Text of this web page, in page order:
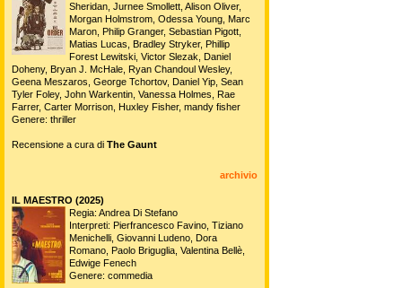
Sheridan, Jurnee Smollett, Alison Oliver,
Morgan Holmstrom, Odessa Young, Marc
Maron, Philip Granger, Sebastian Pigott,
Matias Lucas, Bradley Stryker, Phillip
Forest Lewitski, Victor Slezak, Daniel
Doheny, Bryan J. McHale, Ryan Chandoul Wesley,
Geena Meszaros, George Tchortov, Daniel Yip, Sean
Tyler Foley, John Warkentin, Vanessa Holmes, Rae
Farrer, Carter Morrison, Huxley Fisher, mandy fisher
Genere: thriller
Recensione a cura di The Gaunt
archivio
IL MAESTRO (2025)
Regia: Andrea Di Stefano
Interpreti: Pierfrancesco Favino, Tiziano
Menichelli, Giovanni Ludeno, Dora
Romano, Paolo Briguglia, Valentina Bellè,
Edwige Fenech
Genere: commedia